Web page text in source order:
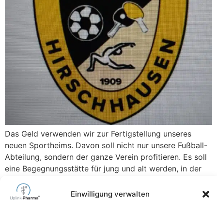
Einwilligung verwalten
Das Geld verwenden wir zur Fertigstellung unseres
neuen Sportheims. Davon soll nicht nur unsere Fußball-
Abteilung, sondern der ganze Verein profitieren. Es soll
eine Begegnungsstätte für jung und alt werden, in der
gemütlicher